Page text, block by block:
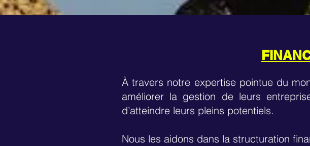
À travers notre expertise pointue du
améliorer la gestion de leurs
d’atteindre leurs pleins potentiels.
Nous les aidons dans la structuration